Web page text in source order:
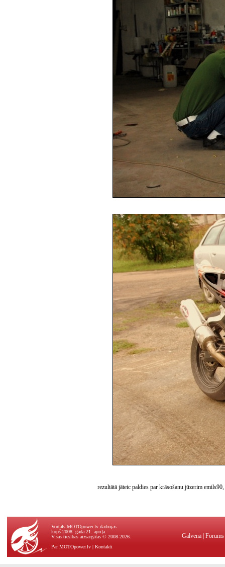
rezultātā jāteic paldies par krāsošanu jūzerim
Vortāls MOTOpower.lv darbojas
kopš 2008. gada 21. aprīļa.
Visas tiesības aizsargātas © 2008-2026.
Par MOTOpower.lv | Kontakti
Galvenā Forums